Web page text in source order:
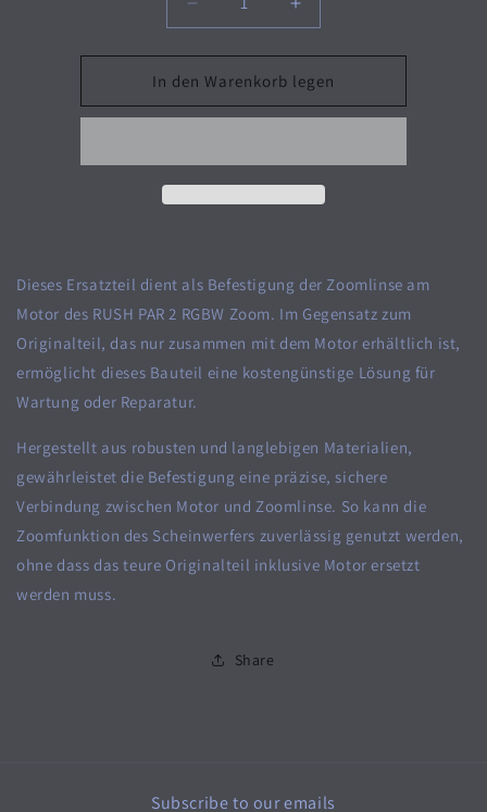
Verringere
die
Menge
für
Ersatzteil
PAR
Befestigung
der
Erhöhe
die
Menge
für
Ersatzteil
PAR
Befestigung
der
Zoomlinse
In den Warenkorb legen
Dieses Ersatzteil dient als Befestigung der Zoomlinse am
Motor des RUSH PAR 2 RGBW Zoom. Im Gegensatz zum
Originalteil, das nur zusammen mit dem Motor erhältlich ist,
ermöglicht dieses Bauteil eine kostengünstige Lösung für
Wartung oder Reparatur.
Hergestellt aus robusten und langlebigen Materialien,
gewährleistet die Befestigung eine präzise, sichere
Verbindung zwischen Motor und Zoomlinse. So kann die
Zoomfunktion des Scheinwerfers zuverlässig genutzt werden,
ohne dass das teure Originalteil inklusive Motor ersetzt
werden muss.
Share
Subscribe to our emails